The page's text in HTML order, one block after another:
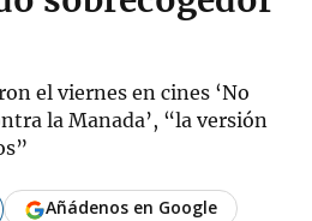
el viernes en cines ‘No
la Manada’, “la versión
Añádenos en Google